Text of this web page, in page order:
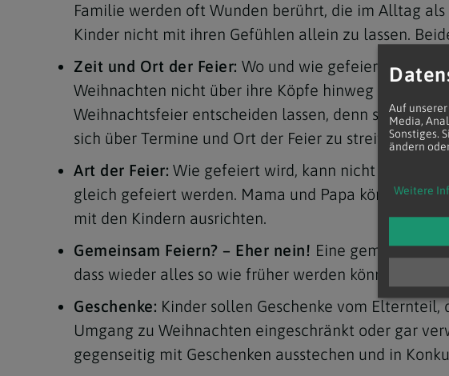
Familie werden oft Wunden berührt, die im Alltag
Kinder nicht mit ihren Gefühlen allein zu lassen.
Zeit und Ort der Feier: Wo und wie gefeiert wird,
Weihnachten nicht über ihre Köpfe hinweg
Weihnachtsfeier entscheiden lassen, denn sich hier
sich über Termine und Ort der Feier zu streiten,
Art der Feier: Wie gefeiert wird, kann nicht jedes
gleich gefeiert werden. Mama und Papa können
mit den Kindern ausrichten.
Gemeinsam Feiern? – Eher nein! Eine
dass wieder alles so wie früher werden könnte. Die
Geschenke: Kinder sollen Geschenke vom
Umgang zu Weihnachten eingeschränkt oder gar
gegenseitig mit Geschenken ausstechen und in
Auf
Media,
Sonstiges.
ändern
Weitere